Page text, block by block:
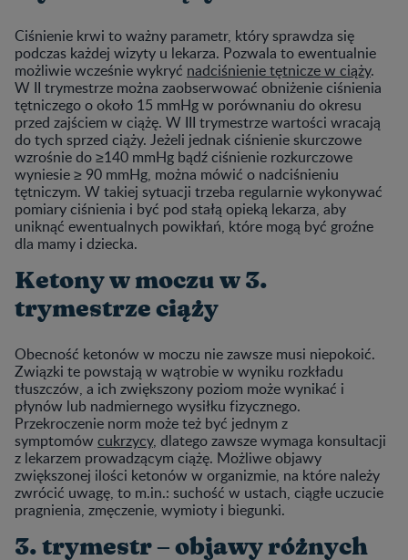
Ciśnienie krwi to ważny parametr, który sprawdza się
podczas każdej wizyty u lekarza. Pozwala to ewentualnie
możliwie wcześnie wykryć nadciśnienie tętnicze w ciąży.
W II trymestrze można zaobserwować obniżenie ciśnienia
tętniczego o około 15 mmHg w porównaniu do okresu
przed zajściem w ciążę. W III trymestrze wartości wracają
do tych sprzed ciąży. Jeżeli jednak ciśnienie skurczowe
wzrośnie do ≥140 mmHg bądź ciśnienie rozkurczowe
wyniesie ≥ 90 mmHg, można mówić o nadciśnieniu
tętniczym. W takiej sytuacji trzeba regularnie wykonywać
pomiary ciśnienia i być pod stałą opieką lekarza, aby
uniknąć ewentualnych powikłań, które mogą być groźne
dla mamy i dziecka.
Ketony w moczu w 3.
trymestrze ciąży
Obecność ketonów w moczu nie zawsze musi niepokoić.
Związki te powstają w wątrobie w wyniku rozkładu
tłuszczów, a ich zwiększony poziom może wynikać i
płynów lub nadmiernego wysiłku fizycznego.
Przekroczenie norm może też być jednym z
symptomów cukrzycy, dlatego zawsze wymaga konsultacji
z lekarzem prowadzącym ciążę. Możliwe objawy
zwiększonej ilości ketonów w organizmie, na które należy
zwrócić uwagę, to m.in.: suchość w ustach, ciągłe uczucie
pragnienia, zmęczenie, wymioty i biegunki.
3. trymestr – objawy różnych